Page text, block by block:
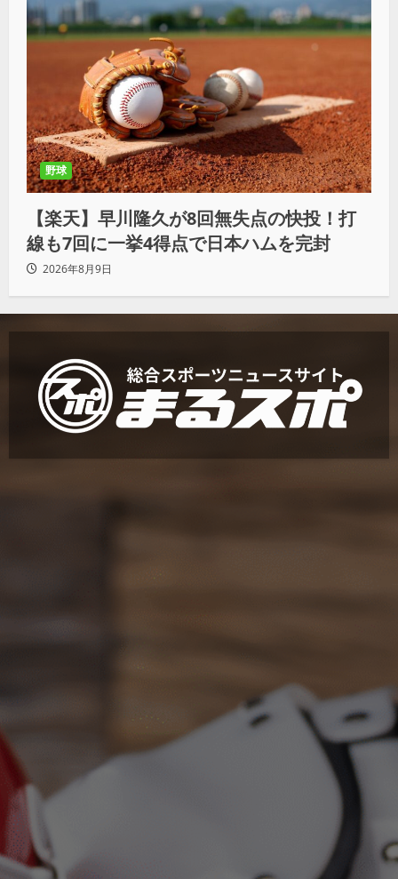
野球
【楽天】早川隆久が8回無失点の快投！打
線も7回に一挙4得点で日本ハムを完封
2026年8月9日